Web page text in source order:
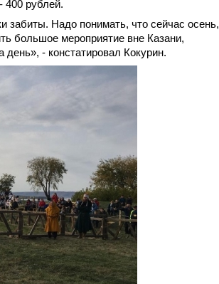
400 рублей.
забиты. Надо понимать, что сейчас осень,
большое мероприятие вне Казани,
- констатировал Кокурин.